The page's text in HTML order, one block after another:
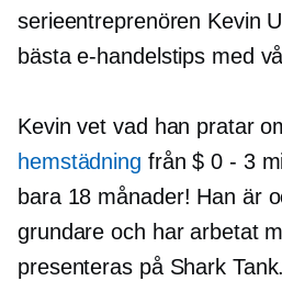
serieentreprenören Kevin
bästa e-handelstips med
Kevin vet vad han pratar
hemstädning från $ 0 - 3
bara 18 månader! Han är
grundare och har arbetat
presenteras på Shark